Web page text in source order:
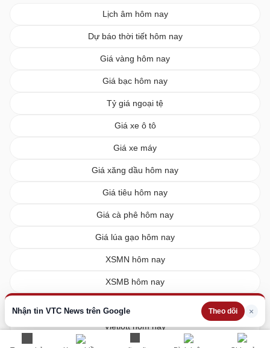
Nhận tin VTC News trên Google Theo dõi ×
Lịch âm hôm nay
Dự báo thời tiết hôm nay
Giá vàng hôm nay
Giá bạc hôm nay
Tỷ giá ngoại tệ
Giá xe ô tô
Giá xe máy
Giá xăng dầu hôm nay
Giá tiêu hôm nay
Giá cà phê hôm nay
Giá lúa gạo hôm nay
XSMN hôm nay
XSMB hôm nay
Vietlott hôm nay